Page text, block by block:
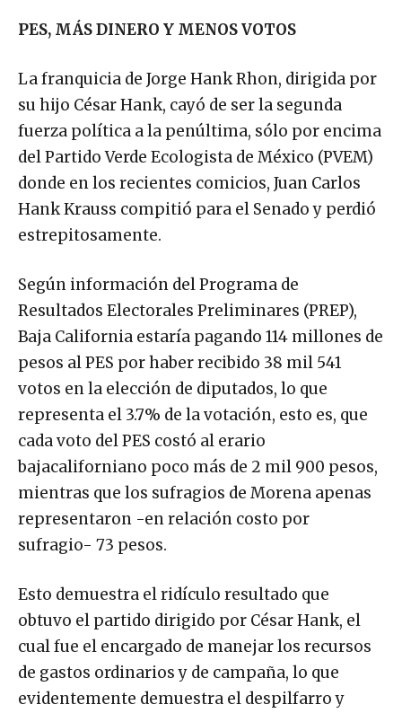
PES, MÁS DINERO Y MENOS VOTOS
La franquicia de Jorge Hank Rhon, dirigida por
su hijo César Hank, cayó de ser la segunda
fuerza política a la penúltima, sólo por encima
del Partido Verde Ecologista de México (PVEM)
donde en los recientes comicios, Juan Carlos
Hank Krauss compitió para el Senado y perdió
estrepitosamente.
Según información del Programa de
Resultados Electorales Preliminares (PREP),
Baja California estaría pagando 114 millones de
pesos al PES por haber recibido 38 mil 541
votos en la elección de diputados, lo que
representa el 3.7% de la votación, esto es, que
cada voto del PES costó al erario
bajacaliforniano poco más de 2 mil 900 pesos,
mientras que los sufragios de Morena apenas
representaron -en relación costo por
sufragio- 73 pesos.
Esto demuestra el ridículo resultado que
obtuvo el partido dirigido por César Hank, el
cual fue el encargado de manejar los recursos
de gastos ordinarios y de campaña, lo que
evidentemente demuestra el despilfarro y